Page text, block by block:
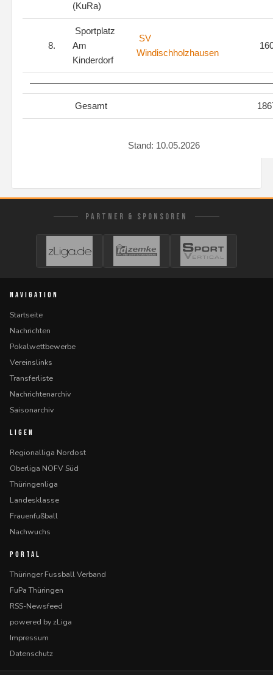
(KuRa)
8.
Sportplatz
Am
Kinderdorf
SV
Windischholzhausen
Gesamt
Stand: 10.05.2026
PARTNER & SPONSOREN
NAVIGATION
Startseite
Nachrichten
Pokalwettbewerbe
Vereinslinks
Transferliste
Nachrichtenarchiv
Saisonarchiv
LIGEN
Regionalliga Nordost
Oberliga NOFV Süd
Thüringenliga
Landesklasse
Frauenfußball
Nachwuchs
PORTAL
Thüringer Fussball Verband
FuPa Thüringen
RSS-Newsfeed
powered by zLiga
Impressum
Datenschutz